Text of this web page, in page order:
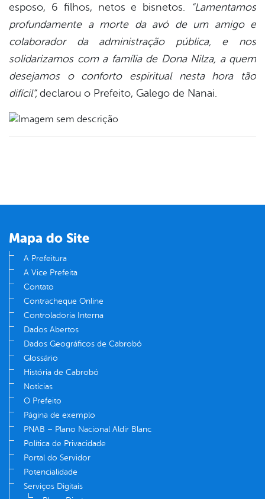
esposo, 6 filhos, netos e bisnetos.
“Lamentamos
profundamente a morte da avó de um amigo e
colaborador da administração pública, e nos
solidarizamos com a família de Dona Nilza, a quem
desejamos o conforto espiritual nesta hora tão
difícil”, declarou o Prefeito, Galego de Nanai.
Mapa do Site
A Prefeitura
A Vice Prefeita
Contato
Contracheque Online
Controladoria Interna
Dados Abertos
Dados Geográficos de Cabrobó
Glossário
História de Cabrobó
Notícias
O Prefeito
Página de exemplo
PNAB – Plano Nacional Aldir Blanc
Política de Privacidade
Portal do Servidor
Potencialidade
Serviços Digitais